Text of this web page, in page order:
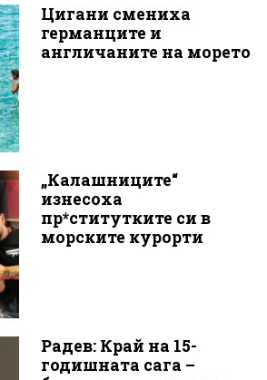
Цигани смениха
германците и
англичаните на морето
„Калашниците“
изнесоха
пр*ститутките си в
морските курорти
Радев: Край на 15-
годишната сага –